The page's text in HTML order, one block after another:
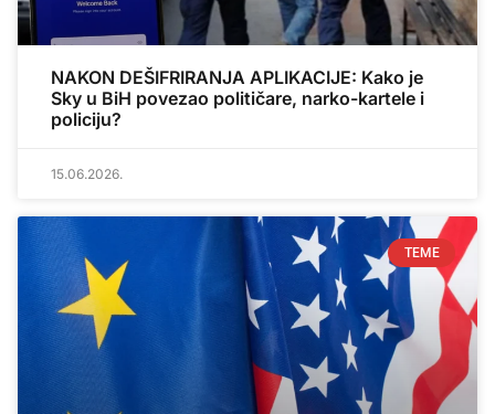
NAKON DEŠIFRIRANJA APLIKACIJE: Kako je
Sky u BiH povezao političare, narko-kartele i
policiju?
15.06.2026.
TEME